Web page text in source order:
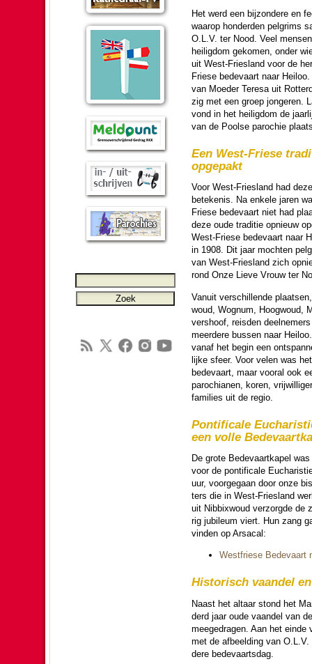
Het werd een bij­zon­dere en
waarop hon­der­den pelgrims
O.L.V. ter Nood. Veel
hei­lig­dom geko­men, onder
uit West-Friesland voor de
Friese bede­vaart naar
van Moeder Teresa uit
zig met een groep jon­ge­ren.
vond in het hei­lig­dom de
van de Poolse pa­ro­chie
Een West-Friese
opgepakt
Voor West-Friesland had
bete­ke­nis. Na enkele jaren
Friese bede­vaart niet had
deze oude traditie opnieuw
West-Friese bede­vaart naar
in 1908. Dit jaar mochten
van West-Friesland zich
rond Onze Lieve Vrouw ter
Vanuit ver­schil­lende
woud, Wognum, Hoogwoud,
vers­hoof, reis­den
meer­dere bussen naar
vanaf het begin een
lijke sfeer. Voor velen was
bede­vaart, maar vooral ook
pa­ro­chi­anen, koren,
families uit de regio.
Ponti­fi­cale
een volle
De grote Bede­vaart­ka­pel
voor de ponti­fi­cale
uur, voor­ge­gaan door onze
ters die in West-Friesland
uit Nib­bix­woud ver­zorgde de
rig jubileum viert. Hun zang
vin­den op Arsacal:
Westfriese Bede­vaart
His­to­risch vaandel
Naast het altaar stond het
derd jaar oude vaandel van
mee­ge­dragen. Aan het
met de afbeel­ding van
dere bede­vaarts­dag.